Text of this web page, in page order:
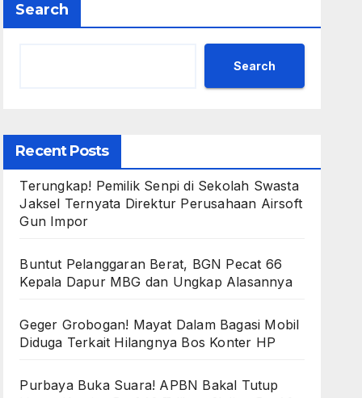
Search
Search
Recent Posts
Terungkap! Pemilik Senpi di Sekolah Swasta
Jaksel Ternyata Direktur Perusahaan Airsoft
Gun Impor
Buntut Pelanggaran Berat, BGN Pecat 66
Kepala Dapur MBG dan Ungkap Alasannya
Geger Grobogan! Mayat Dalam Bagasi Mobil
Diduga Terkait Hilangnya Bos Konter HP
Purbaya Buka Suara! APBN Bakal Tutup